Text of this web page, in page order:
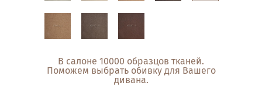
В салоне 10000 образцов тканей.
Поможем выбрать обивку для Вашего
дивана.